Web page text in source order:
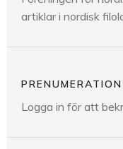
artiklar i nordisk
PRENUMERATION
Logga in för att